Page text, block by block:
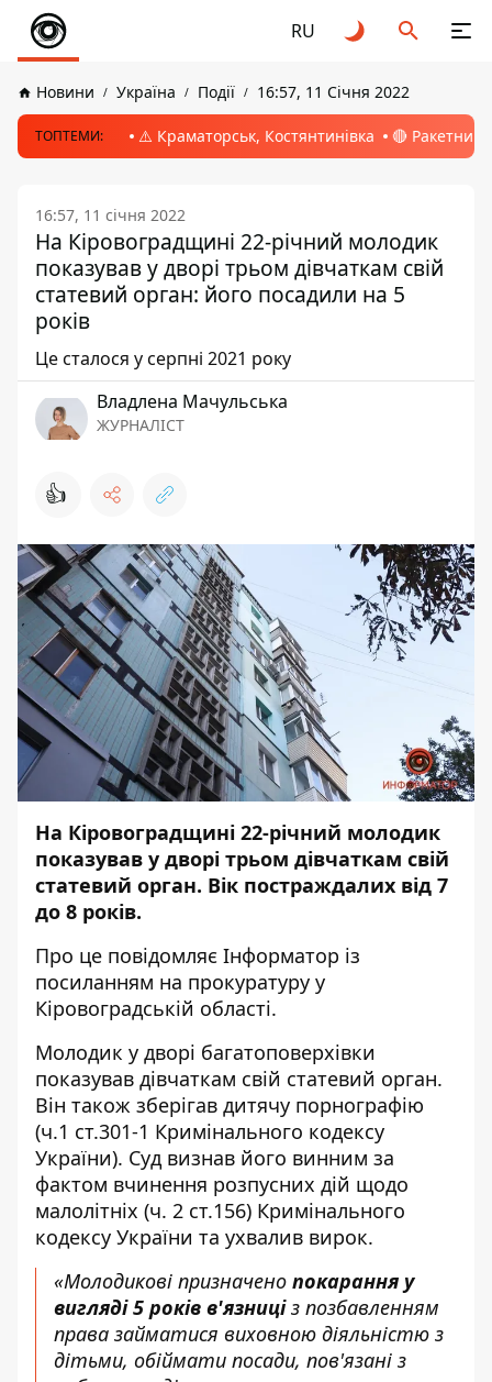
RU
Новини Україна Події 16:57, 11 Січня 2022
ТОПТЕМИ: ⚠️ Краматорськ, Костянтинівка 🔴 Ракетний
16:57, 11 січня 2022
На Кіровоградщині 22-річний молодик
показував у дворі трьом дівчаткам свій
статевий орган: його посадили на 5
років
Це сталося у серпні 2021 року
Владлена Мачульська
ЖУРНАЛІСТ
👍
На Кіровоградщині 22-річний молодик
показував у дворі трьом дівчаткам свій
статевий орган. Вік постраждалих від 7
до 8 років.
Про це повідомляє Інформатор із
посиланням на прокуратуру у
Кіровоградській області.
Молодик у дворі багатоповерхівки
показував дівчаткам свій статевий орган.
Він також зберігав дитячу порнографію
(ч.1 ст.301-1 Кримінального кодексу
України). Суд визнав його винним за
фактом вчинення розпусних дій щодо
малолітніх (ч. 2 ст.156) Кримінального
кодексу України та ухвалив вирок.
«Молодикові призначено покарання у
вигляді 5 років в'язниціз позбавленням
права займатися виховною діяльністю з
дітьми, обіймати посади, пов'язані з